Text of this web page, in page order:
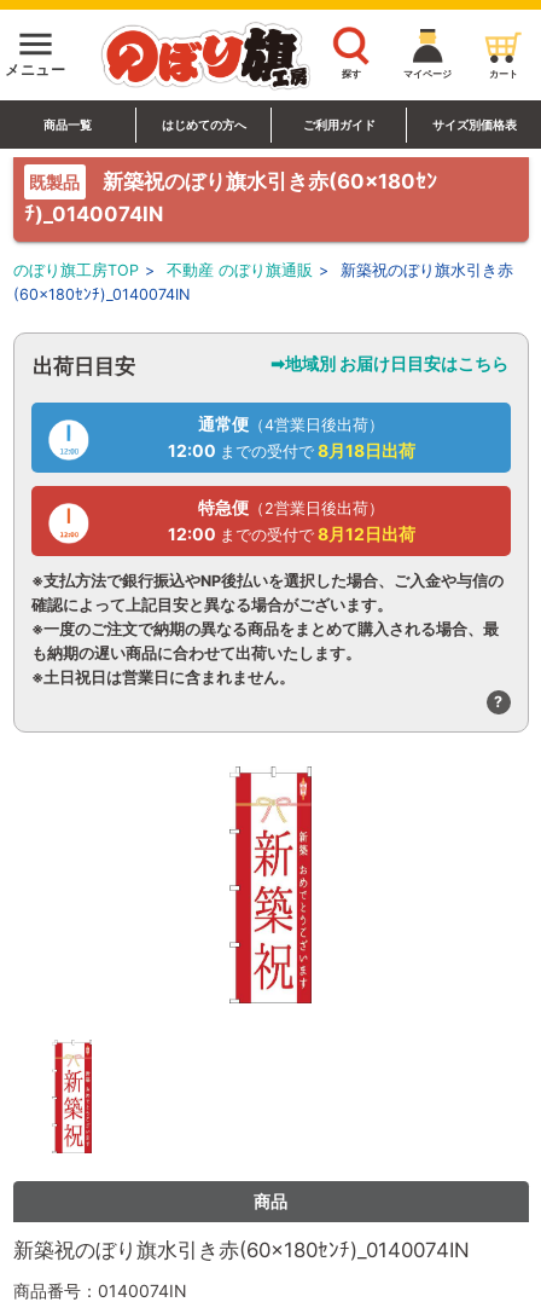
menu
メニュー 探す マイページ カート
商品一覧 はじめての方へ ご利用ガイド サイズ別価格表
既製品
新築祝のぼり旗水引き赤(60×180ｾﾝ
ﾁ)_0140074IN
のぼり旗工房TOP > 不動産 のぼり旗通販 >
新築祝のぼり旗水引き赤
(60×180ｾﾝﾁ)_0140074IN
出荷日目安 ➡地域別 お届け日目安はこちら
通常便 （4営業日後出荷）
12:00 までの受付で 8月18日出荷
特急便 （2営業日後出荷）
12:00 までの受付で 8月12日出荷
※支払方法で銀行振込やNP後払いを選択した場合、ご入金や与信の
確認によって上記目安と異なる場合がございます。
※一度のご注文で納期の異なる商品をまとめて購入される場合、最
も納期の遅い商品に合わせて出荷いたします。
※土日祝日は営業日に含まれません。
?
商品
新築祝のぼり旗水引き赤(60×180ｾﾝﾁ)_0140074IN
商品番号：0140074IN